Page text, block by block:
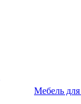
Мебель